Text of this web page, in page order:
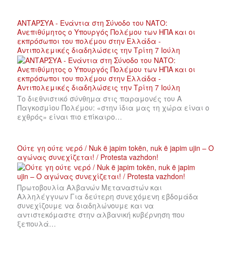
ΑΝΤΑΡΣΥΑ - Ενάντια στη Σύνοδο του ΝΑΤΟ:
Ανεπιθύμητος ο Υπουργός Πολέμου των ΗΠΑ και οι
εκπρόσωποι του πολέμου στην Ελλάδα -
Αντιπολεμικές διαδηλώσεις την Τρίτη 7 Ιούλη
Το διεθνιστικό σύνθημα στις παραμονές του Α
Παγκοσμίου Πολέμου: «στην ίδια μας τη χώρα είναι ο
εχθρός» είναι πιο επίκαιρο…
Ούτε γη ούτε νερό / Nuk ë japim tokën, nuk ë japim ujin – Ο
αγώνας συνεχίζεται! / Protesta vazhdon!
Πρωτοβουλία Αλβανών Μεταναστών και
Αλληλέγγυων Για δεύτερη συνεχόμενη εβδομάδα
συνεχίζουμε να διαδηλώνουμε και να
αντιστεκόμαστε στην αλβανική κυβέρνηση που
ξεπουλά…